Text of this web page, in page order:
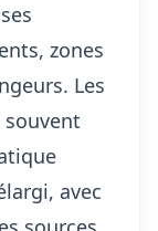
zones
Les
souvent
avec